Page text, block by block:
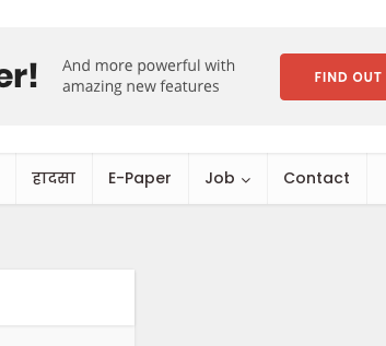
हादसा E-Paper Job Contact